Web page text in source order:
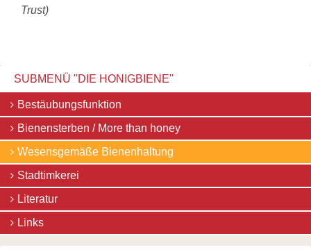
Trust)
SUBMENÜ "DIE HONIGBIENE"
Navigation
überspringen
Bestäubungsfunktion
Bienensterben / More than honey
Wesensgemäße Bienenhaltung
Stadtimkerei
Literatur
Links